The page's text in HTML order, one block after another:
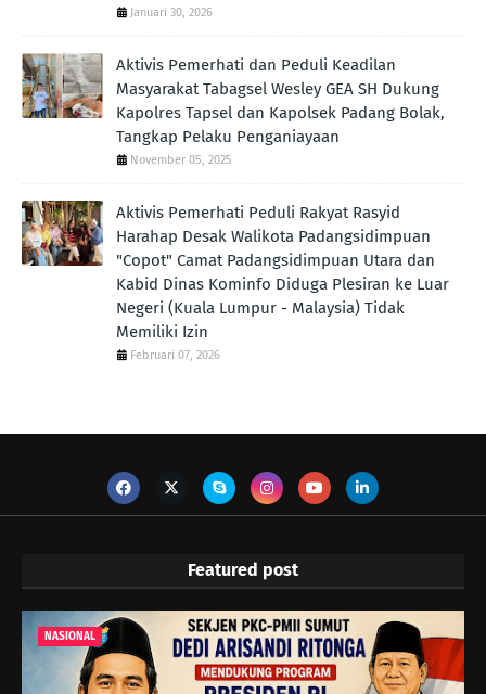
Januari 30, 2026
Aktivis Pemerhati dan Peduli Keadilan
Masyarakat Tabagsel Wesley GEA SH Dukung
Kapolres Tapsel dan Kapolsek Padang Bolak,
Tangkap Pelaku Penganiayaan
November 05, 2025
Aktivis Pemerhati Peduli Rakyat Rasyid
Harahap Desak Walikota Padangsidimpuan
"Copot" Camat Padangsidimpuan Utara dan
Kabid Dinas Kominfo Diduga Plesiran ke Luar
Negeri (Kuala Lumpur - Malaysia) Tidak
Memiliki Izin
Februari 07, 2026
Featured post
NASIONAL